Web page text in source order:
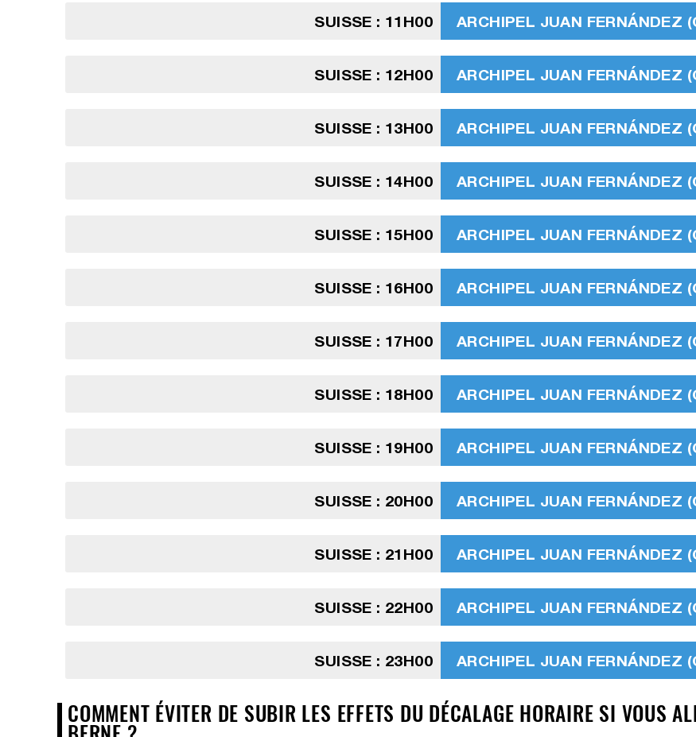
SUISSE : 11H00 ARCHIPEL JUAN FERNÁNDEZ
SUISSE : 12H00 ARCHIPEL JUAN FERNÁNDEZ
SUISSE : 13H00 ARCHIPEL JUAN FERNÁNDEZ
SUISSE : 14H00 ARCHIPEL JUAN FERNÁNDEZ
SUISSE : 15H00 ARCHIPEL JUAN FERNÁNDEZ
SUISSE : 16H00 ARCHIPEL JUAN FERNÁNDEZ
SUISSE : 17H00 ARCHIPEL JUAN FERNÁNDEZ
SUISSE : 18H00 ARCHIPEL JUAN FERNÁNDEZ
SUISSE : 19H00 ARCHIPEL JUAN FERNÁNDEZ
SUISSE : 20H00 ARCHIPEL JUAN FERNÁNDEZ
SUISSE : 21H00 ARCHIPEL JUAN FERNÁNDEZ
SUISSE : 22H00 ARCHIPEL JUAN FERNÁNDEZ
SUISSE : 23H00 ARCHIPEL JUAN FERNÁNDEZ
COMMENT ÉVITER DE SUBIR LES EFFETS DU DÉCALAGE HORAIRE SI VOUS